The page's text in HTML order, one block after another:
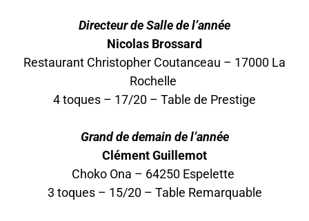
Directeur de Salle de l’année
Nicolas Brossard
Restaurant Christopher Coutanceau – 17000 La
Rochelle
4 toques – 17/20 – Table de Prestige
Grand de demain de l’année
Clément Guillemot
Choko Ona – 64250 Espelette
3 toques – 15/20 – Table Remarquable